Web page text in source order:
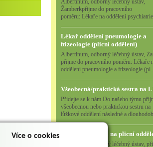
Albertinum, odborný léčebný ústav,
Žamberkpřijme do pracovního
poměru: Lékaře na oddělení
Lékař oddělení pneumologie a
ftizeologie (plicní oddělení)
Albertinum, odborný léčebný ústav,
přijme do pracovního poměru: Lékaře
oddělení pneumologie a ftizeologie
Všeobecná/praktická sestra na
Přidejte se k nám Do našeho týmu
všeobecnou nebo praktickou sestru na
lůžkové oddělení následné a
Všeobecná sestra na plicní
Albertinum, odborný léčebný ústav,
Více o cookies